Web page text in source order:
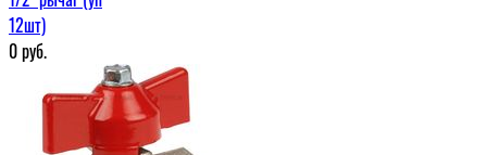
12шт)
0руб.